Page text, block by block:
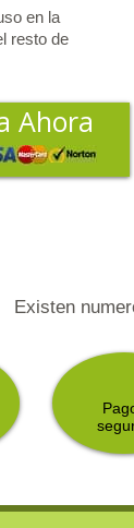
en la
resto de
Ahora
Existen